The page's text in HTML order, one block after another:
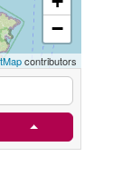
−
contributors